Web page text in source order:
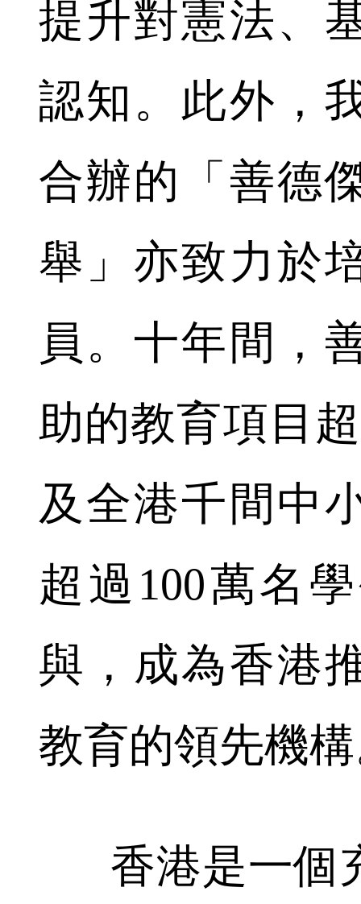
提升對憲法、
認知。此外，
合辦的「善德
舉」亦致力於
員。 十年間，
助的教育項目
及全港千間中
超過 100萬名
與，成為香港
教育的領先機
香港是一個